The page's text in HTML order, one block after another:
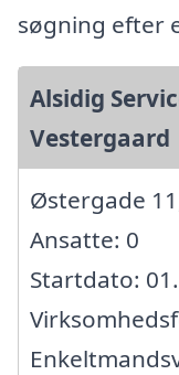
søgning efter
Alsidig
Vestergaard
Østergade
Ansatte: 0
Startdato: